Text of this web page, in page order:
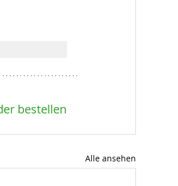
bestellen
Alle ansehen